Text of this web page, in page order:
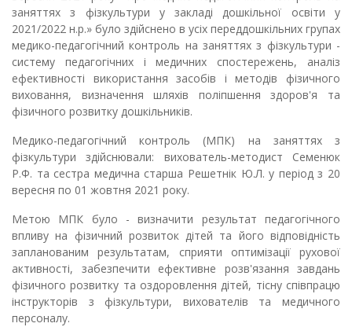
заняттях з фізкультури у закладі дошкільної освіти у
2021/2022 н.р.» було здійснено в усіх переддошкільних групах
медико-педагогічний контроль на заняттях з фізкультури -
систему педагогічних і медичних спостережень, аналіз
ефективності використання засобів і методів фізичного
виховання, визначення шляхів поліпшення здоров'я та
фізичного розвитку дошкільників.
Медико-педагогічний контроль (МПК) на заняттях з
фізкультури здійснювали: вихователь-методист Семенюк
Р.Ф. та сестра медична старша Решетнік Ю.Л. у період з 20
вересня по 01 жовтня 2021 року.
Метою МПК було - визначити результат педагогічного
впливу на фізичний розвиток дітей та його відповідність
запланованим результатам, сприяти оптимізації рухової
активності, забезпечити ефективне розв'язання завдань
фізичного розвитку та оздоровлення дітей, тісну співпрацю
інструкторів з фізкультури, вихователів та медичного
персоналу.